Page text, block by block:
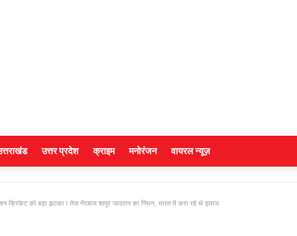
उत्तर प्रदेश क्राइम मनोरंजन वायरल न्यूज़
क्रिकेट को बड़ा झटका ! तेज गेंदबाज शापूर जादरान का निधन, भारत में करा रहे थे इलाज